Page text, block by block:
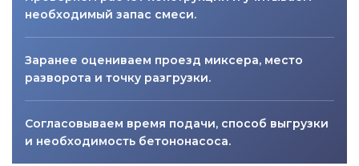
необходимый запас смеси.
Заранее оцениваем проезд миксера, место
разворота и точку разгрузки.
Согласовываем время подачи, способ выгрузки
и необходимость бетононасоса.